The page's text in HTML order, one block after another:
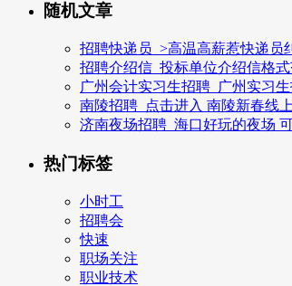
随机文章
招聘快递员_>高温高薪惹快递员
招聘介绍信_投标单位介绍信格
广州会计实习生招聘_广州实习
南陵招聘_点击进入 南陵新春线
济南夜场招聘_海口好玩的夜场
热门标签
小时工
招聘会
快速
职场关注
职业技术